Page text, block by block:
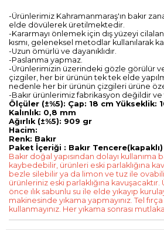
-Ürünlerimiz Kahramanmaraş'ın bakır
elde dövülerek üretilmektedir.
-Kararmayı önlemek için dış yüzeyi
kısmı, geleneksel metodlar kullanılarak
-Uzun ömürlü ve dayanıklıdır.
-Paslanma yapmaz.
-Ürünlerimizin üzerindeki gözle görülür
çizgiler, her bir ürünün tek tek elde
nedenle her bir ürünün çizgileri ürüne
-Bakır ürünlerimiz fabrikasyon değildir ve
Ölçüler (±%5): Çap: 18 cm Yükseklik:
Kalınlık: 0,8 mm
Ağırlık (±%5): 909 gr
Hacim:
Renk: Bakır
Paket İçeriği : Bakır
Bakır doğal yapısından dolayı kullanıma
kaybedebilir, ürünleri eski parlaklığına
bezle silebilir ya da limon ve tuz ile
ürünleriniz eski parlaklığına kavuşacaktır.
önce ılık sabunlu su ile elde yıkayıp
makinesinde yıkama yapmayınız. Tel
kullanmayınız. Her yıkama sonrası